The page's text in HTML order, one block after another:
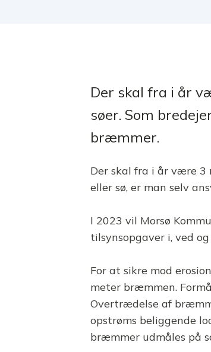
Der skal fra i år
søer. Som
bræmmer.
Der skal fra i år være 3
eller sø, er man selv
I 2023 vil Morsø
tilsynsopgaver i, ved
For at sikre mod
meter bræmmen.
Overtrædelse af
opstrøms beliggende
bræmmer udmåles på